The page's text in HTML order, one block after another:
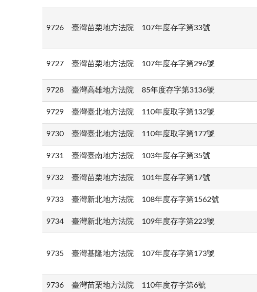
9726 臺灣苗栗地方法院 107年度存字第33號
9727 臺灣苗栗地方法院 107年度存字第296號
9728 臺灣高雄地方法院 85年度存字第3136號
9729 臺灣臺北地方法院 110年度取字第132號
9730 臺灣臺北地方法院 110年度取字第177號
9731 臺灣臺南地方法院 103年度存字第35號
9732 臺灣苗栗地方法院 101年度存字第17號
9733 臺灣新北地方法院 108年度存字第1562號
9734 臺灣新北地方法院 109年度存字第223號
9735 臺灣基隆地方法院 107年度存字第173號
9736 臺灣苗栗地方法院 110年度存字第6號